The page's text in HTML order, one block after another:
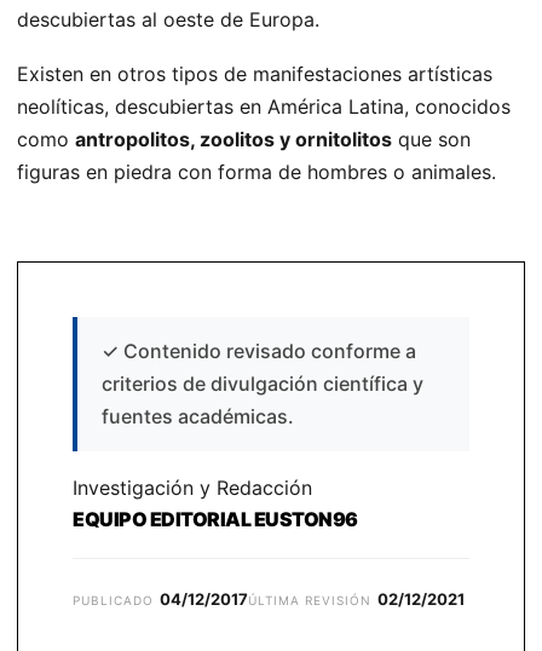
descubiertas al oeste de Europa.
Existen en otros tipos de manifestaciones artísticas
neolíticas, descubiertas en América Latina, conocidos
como antropolitos, zoolitos y ornitolitos que son
figuras en piedra con forma de hombres o animales.
✓ Contenido revisado conforme a
criterios de divulgación científica y
fuentes académicas.
Investigación y Redacción
EQUIPO EDITORIAL EUSTON96
PUBLICADO 04/12/2017ÚLTIMA REVISIÓN 02/12/2021